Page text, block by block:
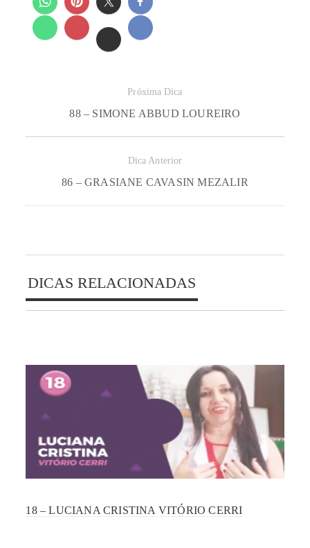
Próxima Dica
88 – SIMONE ABBUD LOUREIRO
Dica Anterior
86 – GRASIANE CAVASIN MEZALIR
DICAS RELACIONADAS
18 – LUCIANA CRISTINA VITÓRIO CERRI